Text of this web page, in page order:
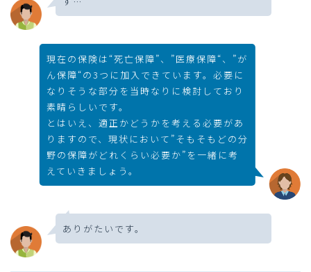
現在の保険は“死亡保障”、”医療保障“、”が
ん保障“の3つに加入できています。必要に
なりそうな部分を当時なりに検討しており
素晴らしいです。
とはいえ、適正かどうかを考える必要があ
りますので、現状において”そもそもどの分
野の保障がどれくらい必要か”を一緒に考
えていきましょう。
ありがたいです。